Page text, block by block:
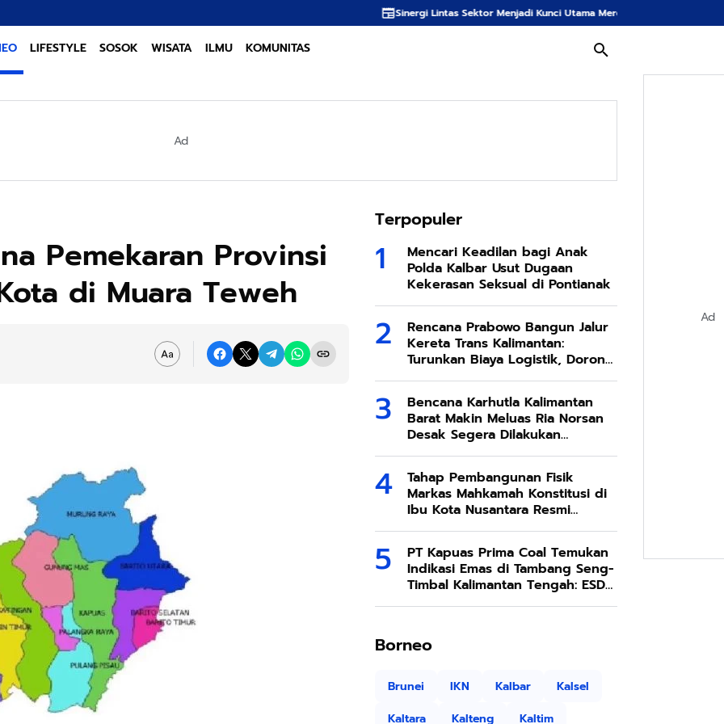
Sinergi Lintas Sektor Menjadi Kunci Utama Meredam Ancaman Kebakaran Hutan di Bumi
LIFESTYLE SOSOK WISATA ILMU KOMUNITAS
Ad
Pemekaran Provinsi
di Muara Teweh
Terpopuler
Mencari Keadilan bagi Anak
Polda Kalbar Usut Dugaan
Kekerasan Seksual di Pontianak
Rencana Prabowo Bangun Jalur
Kereta Trans Kalimantan:
Turunkan Biaya Logistik, Dorong
Ekonomi SDA Melimpah
Bencana Karhutla Kalimantan
Barat Makin Meluas Ria Norsan
Desak Segera Dilakukan
Modifikasi Cuaca
Tahap Pembangunan Fisik
Markas Mahkamah Konstitusi di
Ibu Kota Nusantara Resmi
Dimulai
PT Kapuas Prima Coal Temukan
Indikasi Emas di Tambang Seng-
Timbal Kalimantan Tengah: ESDM
Respons dengan Penjelasan
Borneo
Brunei IKN Kalbar
Kalsel
Kaltara
Kalteng Kaltim
Ad